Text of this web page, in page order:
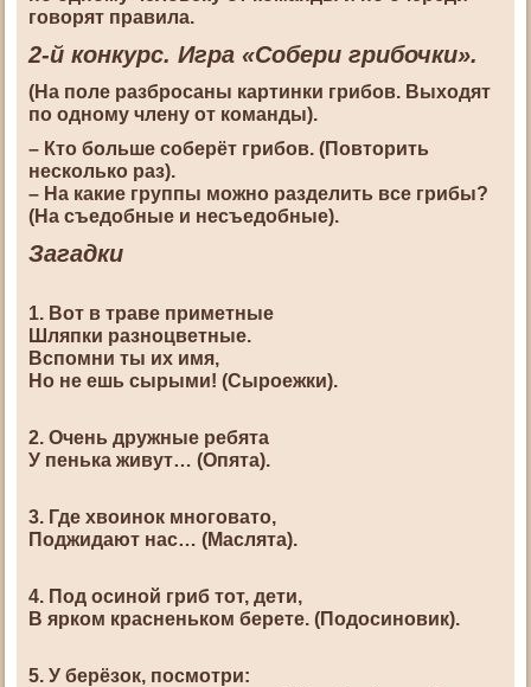
говорят правила.
2-й конкурс. Игра «Собери грибочки».
(На поле разбросаны картинки грибов. Выходят
по одному члену от команды).
– Кто больше соберёт грибов. (Повторить
несколько раз).
– На какие группы можно разделить все грибы?
(На съедобные и несъедобные).
Загадки
1. Вот в траве приметные
Шляпки разноцветные.
Вспомни ты их имя,
Но не ешь сырыми! (Сыроежки).
2. Очень дружные ребята
У пенька живут… (Опята).
3. Где хвоинок многовато,
Поджидают нас… (Маслята).
4. Под осиной гриб тот, дети,
В ярком красненьком берете. (Подосиновик).
5. У берёзок, посмотри: